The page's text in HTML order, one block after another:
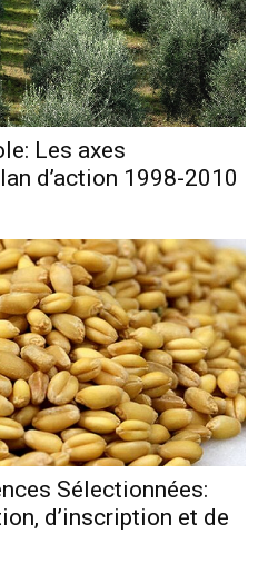
Les axes
d’action 1998-2010
Sélectionnées:
d’inscription et de